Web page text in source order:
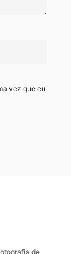
vez que eu
de